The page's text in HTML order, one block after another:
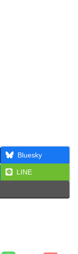
Bluesky
LINE